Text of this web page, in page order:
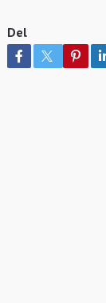
Del